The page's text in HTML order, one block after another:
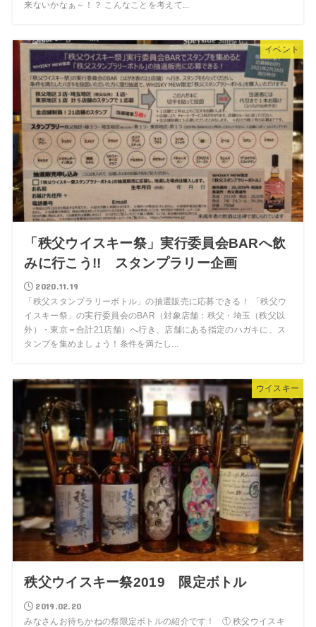
来ないかなぁ～！？ こんなことを考えて...
イベント
「秩父ウイスキー祭」実行委員会BARへ飲
みに行こう!! スタンプラリー企画
2020.11.19
「秩父スタンプラリーボトル」の抽選販売に応募できる！ 「秩父ウ
イスキー祭」の実行委員会のBAR（対象店舗：秩父・埼玉（秩父以
外）・東京＝合計21店舗）へ行き、店舗にある指定のハガキに、ス
タンプを集めましょう！条件を満たし...
ウイスキー
秩父ウイスキー祭2019 限定ボトル
2019.02.20
みなさんお待ちかねの祭限定ボトルの紹介です！ ① 秩父ウイスキ